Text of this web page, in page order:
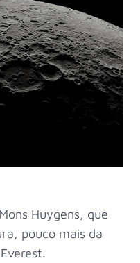
Huygens, que
pouco mais da